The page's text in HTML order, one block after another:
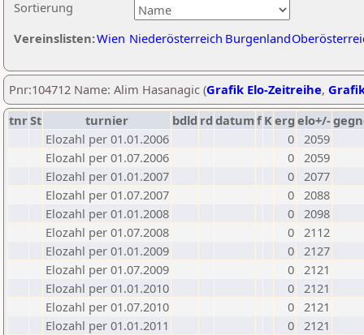
Sortierung
Vereinslisten:Wien Niederösterreich Burgenland
Pnr:104712 Name: Alim Hasanagic (Grafik Elo-Zeitreihe,
tnrSt turnier bdld rd datumf Kerg elo+/-
Elozahl per 01.01.2006
0 2059
Elozahl per 01.07.2006
0 2059
Elozahl per 01.01.2007
0 2077
Elozahl per 01.07.2007
0 2088
Elozahl per 01.01.2008
0 2098
Elozahl per 01.07.2008
0 2112
Elozahl per 01.01.2009
0 2127
Elozahl per 01.07.2009
0 2121
Elozahl per 01.01.2010
0 2121
Elozahl per 01.07.2010
0 2121
Elozahl per 01.01.2011
0 2121